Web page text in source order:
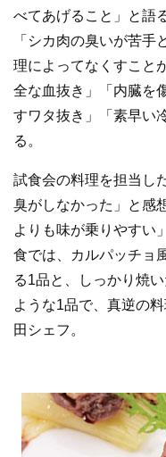
べてあげること」と語る
「シカ肉の臭いが苦
理によってなくすこと
全な血抜き」「内臓を
すワタ抜き」「素早い
る。
試食会の料理を担当し
臭がしなかった」と感
よりも味が乗りやすい
食では、カルパッチョ
る1品と、しっかり焼
ような1品で、真逆の
田シェフ。